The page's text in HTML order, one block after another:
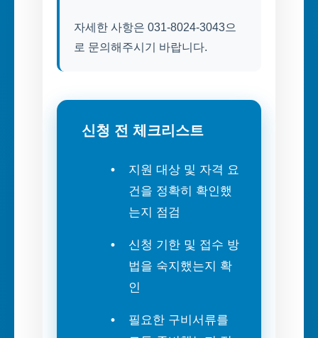
자세한 사항은 031-8024-3043으
로 문의해주시기 바랍니다.
신청 전 체크리스트
지원 대상 및 자격 요
건을 정확히 확인했
는지 점검
신청 기한 및 접수 방
법을 숙지했는지 확
인
필요한 구비서류를